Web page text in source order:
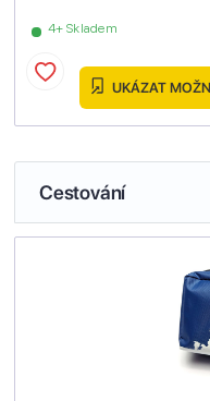
4+ Skladem
UKÁZAT
Cestování